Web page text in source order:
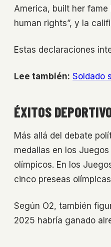
America, built her
human rights”, y la
Estas declaraciones
Lee también: Soldado
ÉXITOS
Más allá del debate
medallas en los
olímpicos. En los
cinco preseas
Según O2, también
2025 habría ganado